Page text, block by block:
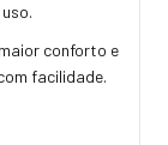
conforto e
facilidade.